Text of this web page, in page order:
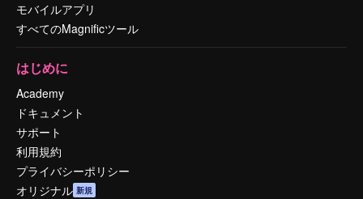
モバイルアプリ
すべてのMagnificツール
はじめに
Academy
ドキュメント
サポート
利用規約
プライバシーポリシー
オリジナル 新規